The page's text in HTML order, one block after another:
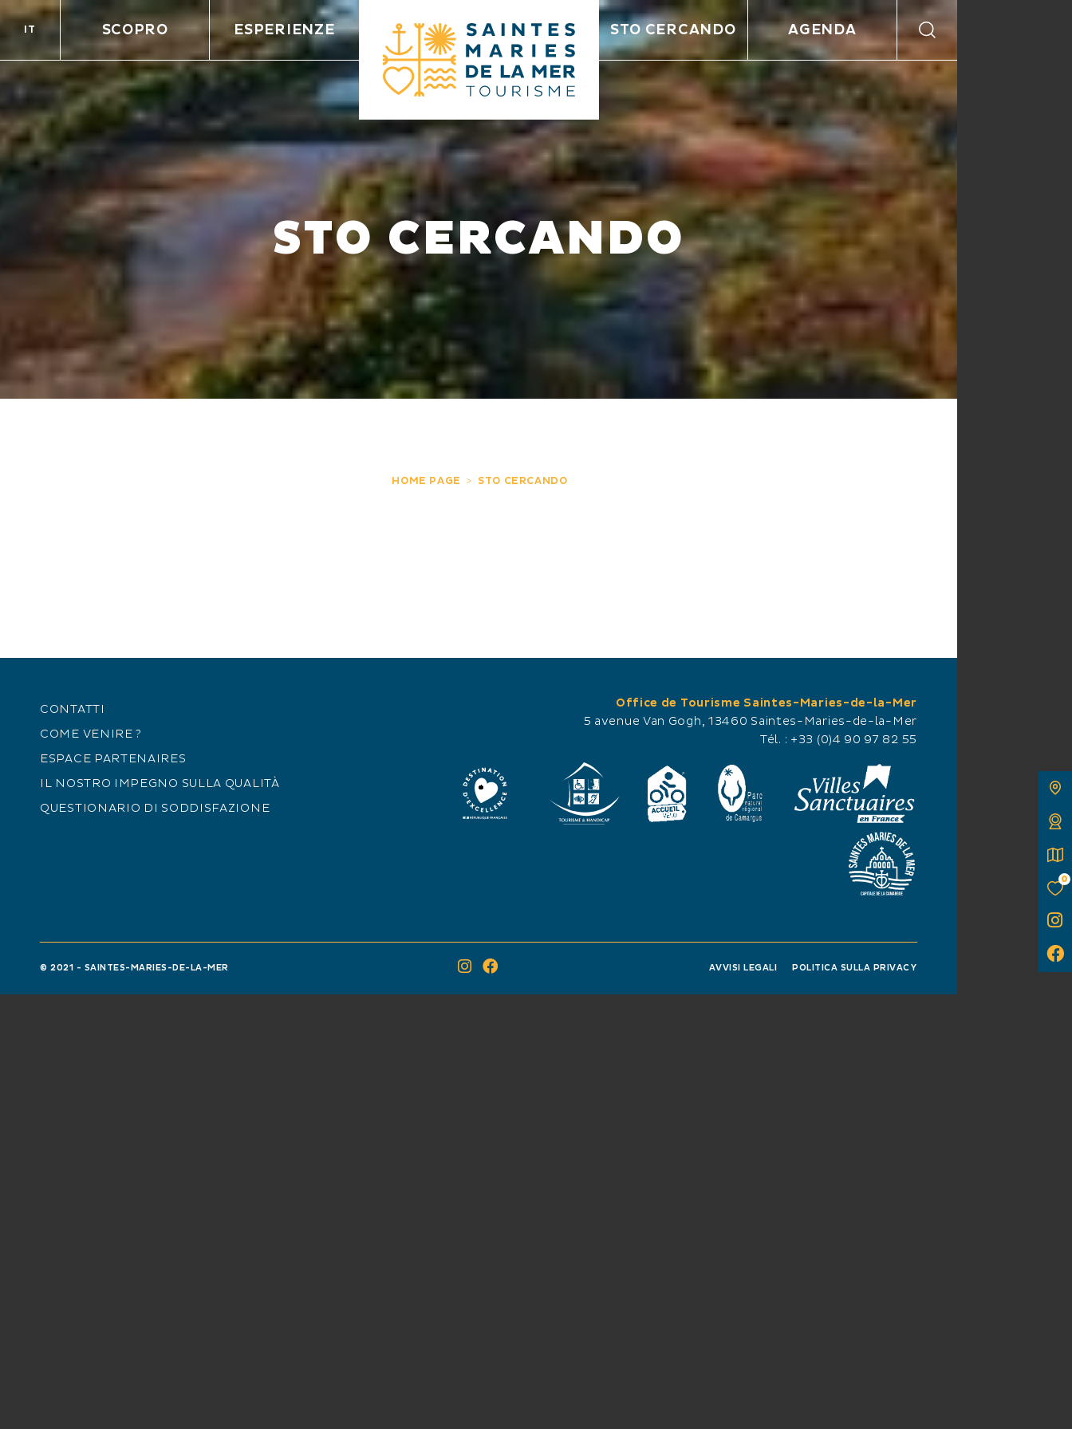
IT SCOPRO ESPERIENZE STO CERCANDO AGENDA
STO CERCANDO
HOME PAGE STO CERCANDO
0
CONTATTI
COME VENIRE ?
ESPACE PARTENAIRES
IL NOSTRO IMPEGNO SULLA QUALITÀ
QUESTIONARIO DI SODDISFAZIONE
Office de Tourisme Saintes-Maries-de-la-Mer
5 avenue Van Gogh, 13460 Saintes-Maries-de-la-Mer
Tél. : +33 (0)4 90 97 82 55
© 2021 - SAINTES-MARIES-DE-LA-MER AVVISI LEGALI POLITICA SULLA PRIVACY